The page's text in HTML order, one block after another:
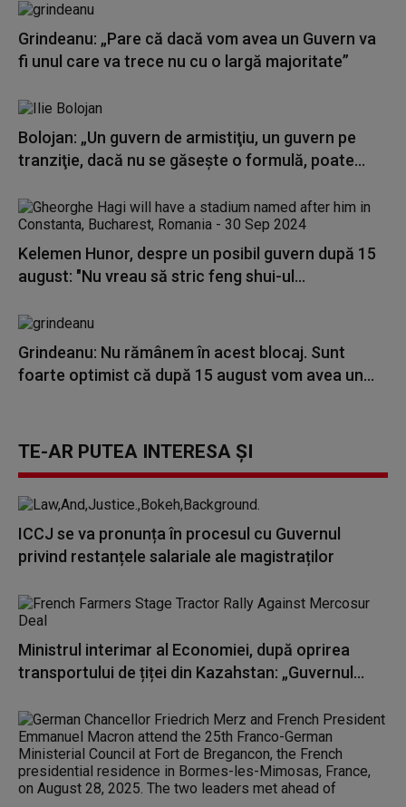
Grindeanu: „Pare că dacă vom avea un Guvern va
fi unul care va trece nu cu o largă majoritate”
Bolojan: „Un guvern de armistiţiu, un guvern pe
tranziţie, dacă nu se găseşte o formulă, poate...
Kelemen Hunor, despre un posibil guvern după 15
august: "Nu vreau să stric feng shui-ul...
Grindeanu: Nu rămânem în acest blocaj. Sunt
foarte optimist că după 15 august vom avea un...
TE-AR PUTEA INTERESA ȘI
ICCJ se va pronunța în procesul cu Guvernul
privind restanțele salariale ale magistraților
Ministrul interimar al Economiei, după oprirea
transportului de țiței din Kazahstan: „Guvernul...